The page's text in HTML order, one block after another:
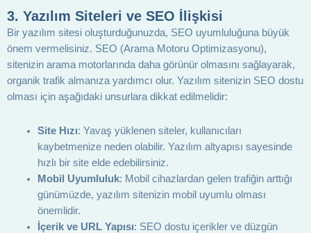
3. Yazılım Siteleri ve SEO İlişkisi
Bir yazılım sitesi oluşturduğunuzda, SEO uyumluluğuna büyük
önem vermelisiniz. SEO (Arama Motoru Optimizasyonu),
sitenizin arama motorlarında daha görünür olmasını sağlayarak,
organik trafik almanıza yardımcı olur. Yazılım sitenizin SEO dostu
olması için aşağıdaki unsurlara dikkat edilmelidir:
Site Hızı: Yavaş yüklenen siteler, kullanıcıları
kaybetmenize neden olabilir. Yazılım altyapısı sayesinde
hızlı bir site elde edebilirsiniz.
Mobil Uyumluluk: Mobil cihazlardan gelen trafiğin arttığı
günümüzde, yazılım sitenizin mobil uyumlu olması
önemlidir.
İçerik ve URL Yapısı: SEO dostu içerikler ve düzgün